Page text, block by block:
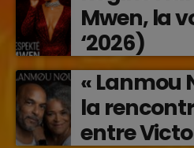
Mwen, la
‘2026)
« Lanmou
la
entre